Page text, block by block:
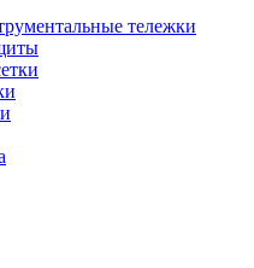
тележки